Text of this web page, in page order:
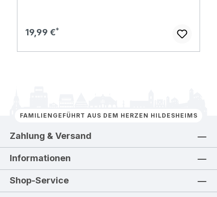
Regulärer Preis:
19,99 €
FAMILIENGEFÜHRT AUS DEM HERZEN HILDESHEIMS
Zahlung & Versand
Informationen
Shop-Service